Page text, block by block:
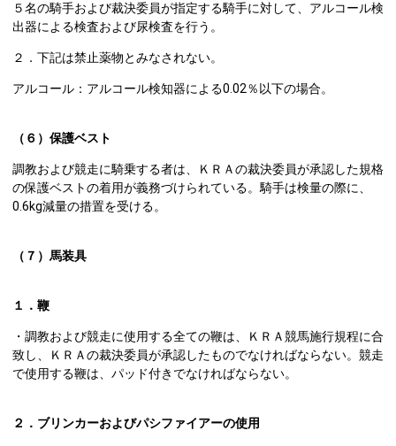
５名の騎手および裁決委員が指定する騎手に対して、アルコール検
出器による検査および尿検査を行う。
２．下記は禁止薬物とみなされない。
アルコール：アルコール検知器による0.02％以下の場合。
（６）保護ベスト
調教および競走に騎乗する者は、ＫＲＡの裁決委員が承認した規格
の保護ベストの着用が義務づけられている。騎手は検量の際に、
0.6kg減量の措置を受ける。
（７）馬装具
１．鞭
・調教および競走に使用する全ての鞭は、ＫＲＡ競馬施行規程に合
致し、ＫＲＡの裁決委員が承認したものでなければならない。競走
で使用する鞭は、パッド付きでなければならない。
２．ブリンカーおよびパシファイアーの使用